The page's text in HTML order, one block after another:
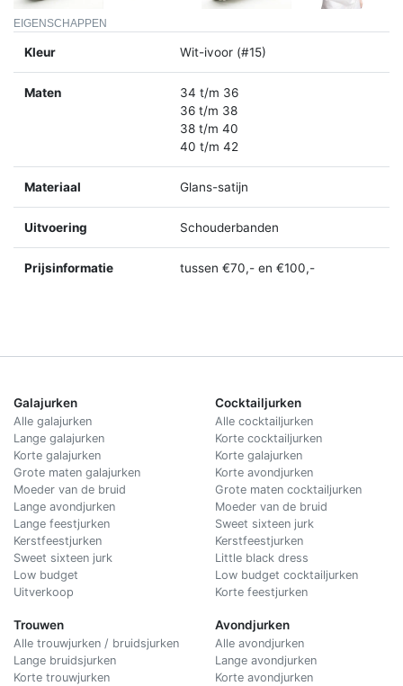
EIGENSCHAPPEN
Kleur Wit-ivoor (#15)
Maten
34 t/m 36
36 t/m 38
38 t/m 40
40 t/m 42
Materiaal Glans-satijn
Uitvoering Schouderbanden
Prijsinformatie tussen €70,- en €100,-
Galajurken
Alle galajurken
Lange galajurken
Korte galajurken
Grote maten galajurken
Moeder van de bruid
Lange avondjurken
Lange feestjurken
Kerstfeestjurken
Sweet sixteen jurk
Low budget
Uitverkoop
Trouwen
Alle trouwjurken / bruidsjurken
Lange bruidsjurken
Korte trouwjurken
Cocktailjurken
Alle cocktailjurken
Korte cocktailjurken
Korte galajurken
Korte avondjurken
Grote maten cocktailjurken
Moeder van de bruid
Sweet sixteen jurk
Kerstfeestjurken
Little black dress
Low budget cocktailjurken
Korte feestjurken
Avondjurken
Alle avondjurken
Lange avondjurken
Korte avondjurken